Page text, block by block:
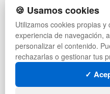
PREGUNTAS FRECUENTES
INGRESA A TU CUENTA
AYUDA RECIBIDA
SÍGUENOS:
🍪 Usamos cookies
Utilizamos cookies propias
experiencia de navegación,
personalizar el contenido.
rechazarlas o gestionar tus
✓